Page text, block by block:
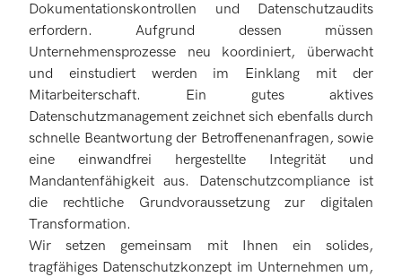
Dokumentationskontrollen und Datenschutzaudits
erfordern. Aufgrund dessen müssen
Unternehmensprozesse neu koordiniert, überwacht
und einstudiert werden im Einklang mit der
Mitarbeiterschaft. Ein gutes aktives
Datenschutzmanagement zeichnet sich ebenfalls durch
schnelle Beantwortung der Betroffenenanfragen, sowie
eine einwandfrei hergestellte Integrität und
Mandantenfähigkeit aus. Datenschutzcompliance ist
die rechtliche Grundvoraussetzung zur digitalen
Transformation.
Wir setzen gemeinsam mit Ihnen ein solides,
tragfähiges Datenschutzkonzept im Unternehmen um,